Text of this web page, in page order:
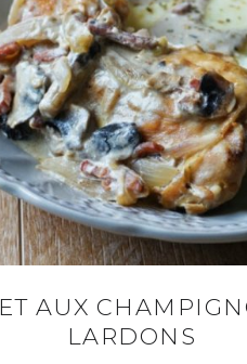
AUX
LARDONS